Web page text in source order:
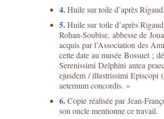
4.Huile sur toile d’après
5.Huile sur toile d’après
Rohan-Soubise, abbesse de
acquis par l’Association des
cette date au musée Bossuet ;
Serenissimi Delphini antea
ejusdem / illustrissimi Episcopi
aeternum concordis. »
6.Copie réalisée par Jean-
son oncle mentionne ce travail.